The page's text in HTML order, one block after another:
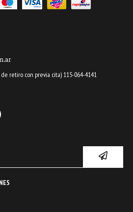
retiro con previa cita) 115-064-4141